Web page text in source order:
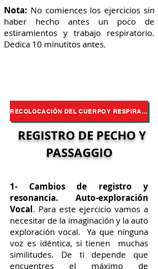
Nota: No comiences los ejercicios sin
haber hecho antes un poco de
estiramientos y trabajo respiratorio.
Dedica 10 minutitos antes.
RECOLOCACIÓN DEL CUERPO Y RESPIRACIÓN
REGISTRO DE PECHO Y
PASSAGGIO
1- Cambios de registro y
resonancia. Auto-exploración
Vocal. Para este ejercicio vamos a
necesitar de la imaginación y la auto
exploración vocal. Ya que ninguna
voz es idéntica, si tienen muchas
similitudes. De ti depende que
encuentres el máximo de